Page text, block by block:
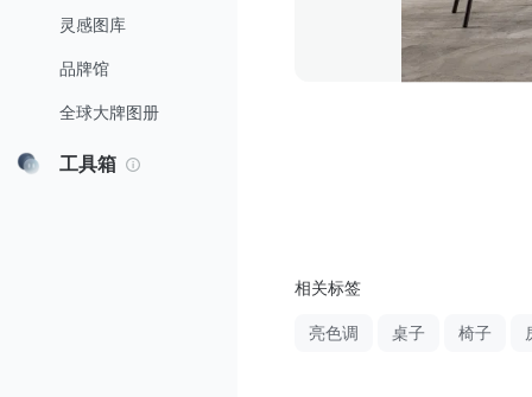
灵感图库
品牌馆
全球大牌图册
工具箱
相关标签
亮色调 桌子 椅子